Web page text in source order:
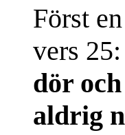
Först
vers 25:
dör
aldrig